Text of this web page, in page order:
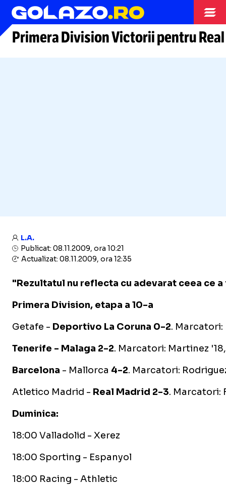
Arhiva fotbal
Primera Division Victorii pentru
L.A.
Publicat: 08.11.2009, ora 10:21
Actualizat: 08.11.2009, ora 12:35
"Rezultatul nu reflecta cu adevarat ceea ce
Primera Division, etapa a 10-a
Getafe - Deportivo La Coruna 0-2. Marcatori:
Tenerife - Malaga 2-2. Marcatori: Martinez
Barcelona - Mallorca 4-2. Marcatori:
Atletico Madrid - Real Madrid 2-3. Marcatori:
Duminica:
18:00 Valladolid - Xerez
18:00 Sporting - Espanyol
18:00 Racing - Athletic